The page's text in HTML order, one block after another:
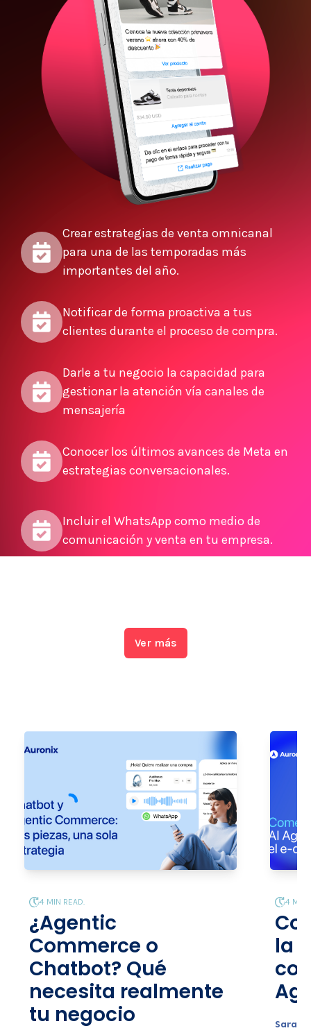
Crear estrategias de venta omnicanal
para una de las temporadas más
importantes del año.
Notificar de forma proactiva a tus
clientes durante el proceso de compra.
Darle a tu negocio la capacidad para
gestionar la atención vía canales de
mensajería
Conocer los últimos avances de Meta en
estrategias conversacionales.
Incluir el WhatsApp como medio de
comunicación y venta en tu empresa.
Ver más
4 MIN READ.
¿Agentic
Commerce o
Chatbot? Qué
necesita realmente
tu negocio
4 MIN
la
Sara